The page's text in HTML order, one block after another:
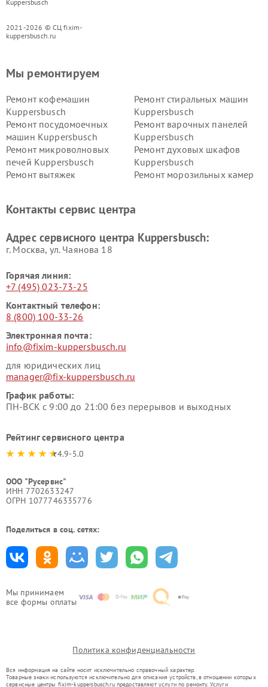
Kuppersbusch
2021-2026 © СЦ fixim-
kuppersbusch.ru
Мы принимаем
все формы оплаты
Мы ремонтируем
Ремонт кофемашин
Kuppersbusch
Ремонт стиральных машин
Kuppersbusch
Ремонт посудомоечных
машин Kuppersbusch
Ремонт варочных панелей
Kuppersbusch
Ремонт микроволновых
печей Kuppersbusch
Ремонт духовых шкафов
Kuppersbusch
Ремонт вытяжек
Ремонт морозильных камер
Kuppersbusch
вакуумных упаковщиков
Ремонт сушильных машин Kuppersbusch
Контакты сервис центра
Адрес сервисного центра Kuppersbusch:
г. Москва, ул. Чаянова 18
Горячая линия:
+7 (495) 023-73-25
Контактный телефон:
8 (800) 100-33-26
Электронная почта:
info@fixim-kuppersbusch.ru
для юридических лиц
manager@fix-kuppersbusch.ru
График работы:
ПН-ВСК с 9:00 до 21:00 без перерывов и выходных
Рейтинг сервисного центра
4.9-5.0
ООО "Русервис"
ИНН 7702633247
ОГРН 1077746335776
Поделиться в соц. сетях:
Политика конфиденциальности
Вся информация на сайте носит исключительно справочный характер.
Товарные знаки используются исключительно для описания устройств, в отношении которых
сервисные центры fixim-kuppersbusch.ru предоставляют услуги по ремонту. Услуги